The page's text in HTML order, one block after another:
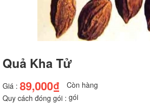
Quả Kha Tử
Giá : 89,000₫
Còn hàng
Quy cách đóng gói : gói